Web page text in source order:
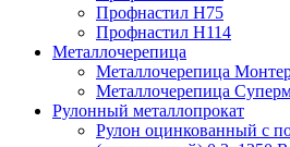
Профнастил Н75
Профнастил Н114
Металлочерепица
Металлочерепица
Металлочерепица
Рулонный металлопрокат
Рулон оцинкованный с